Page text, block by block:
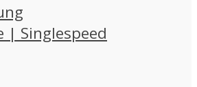
| Singlespeed